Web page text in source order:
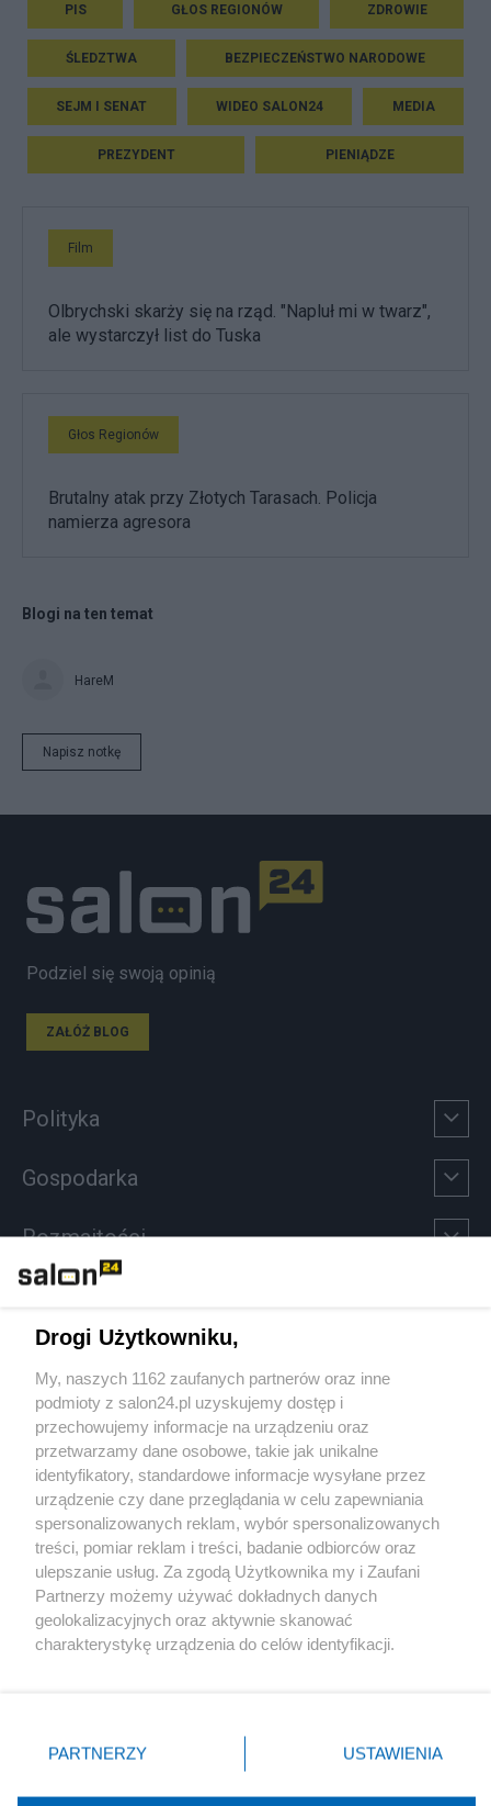
PIS GŁOS REGIONÓW ZDROWIE
ŚLEDZTWA BEZPIECZEŃSTWO NARODOWE
SEJM I SENAT WIDEO SALON24 MEDIA
PREZYDENT PIENIĄDZE
Film
Olbrychski skarży się na rząd. "Napluł mi w twarz",
ale wystarczył list do Tuska
Głos Regionów
Brutalny atak przy Złotych Tarasach. Policja
namierza agresora
Blogi na ten temat
HareM
Napisz notkę
Podziel się swoją opinią
ZAŁÓŻ BLOG
Polityka
Gospodarka
Rozmaitości
Sport
Społeczeństwo
Kultura
X Facebook Instagram Youtube
Drogi Użytkowniku,
My, naszych 1162 zaufanych partnerów oraz inne
podmioty z salon24.pl uzyskujemy dostęp i
przechowujemy informacje na urządzeniu oraz
przetwarzamy dane osobowe, takie jak unikalne
identyfikatory, standardowe informacje wysyłane przez
urządzenie czy dane przeglądania w celu zapewniania
spersonalizowanych reklam, wybór spersonalizowanych
treści, pomiar reklam i treści, badanie odbiorców oraz
ulepszanie usług. Za zgodą Użytkownika my i Zaufani
Partnerzy możemy używać dokładnych danych
geolokalizacyjnych oraz aktywnie skanować
charakterystykę urządzenia do celów identyfikacji.
zmienić/wycofać klikając przycisk ustawień prywatności
znajdujący się w lewym dolnym rogu strony
rodzaje przetwarzania danych nie wymagają zgody
PARTNERZY USTAWIENIA